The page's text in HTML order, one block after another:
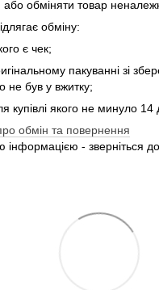
обміняти товар
обміну:
є чек;
пакуванні зі
не був у вжитку;
купівлі якого не минуло 14
обмін та повернення
інформацією - зверніться